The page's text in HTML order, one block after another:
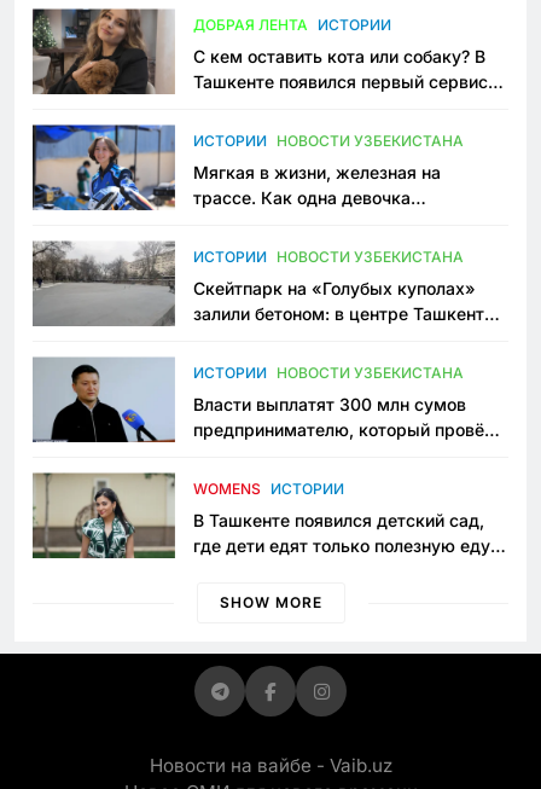
ДОБРАЯ ЛЕНТА ИСТОРИИ
С кем оставить кота или собаку? В
Ташкенте появился первый сервис
ИСТОРИИ НОВОСТИ УЗБЕКИСТАНА
Мягкая в жизни, железная на
трассе. Как одна девочка
Узбекистане
ИСТОРИИ НОВОСТИ УЗБЕКИСТАНА
Скейтпарк на «Голубых куполах»
залили бетоном: в центре Ташкента
пространство
ИСТОРИИ НОВОСТИ УЗБЕКИСТАНА
Власти выплатят 300 млн сумов
предпринимателю, который провёл
приговору
WOMENS ИСТОРИИ
В Ташкенте появился детский сад,
где дети едят только полезную еду.
просить «кашу без сахара»
SHOW MORE
Новости на вайбе - Vaib.uz